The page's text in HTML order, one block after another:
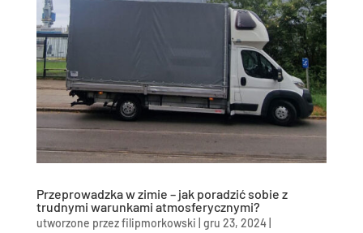
Przeprowadzka w zimie – jak poradzić sobie z
trudnymi warunkami atmosferycznymi?
utworzone przezfilipmorkowski gru 23, 2024|